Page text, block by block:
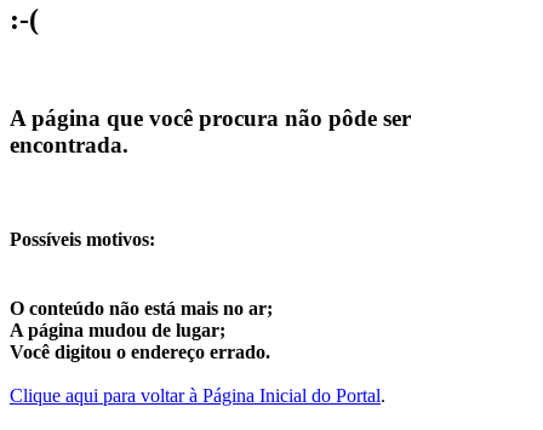
:-(
A página que você procura não pôde ser
encontrada.
Possíveis motivos:
O conteúdo não está mais no ar;
A página mudou de lugar;
Você digitou o endereço errado.
Clique aqui para voltar à Página Inicial do Portal.